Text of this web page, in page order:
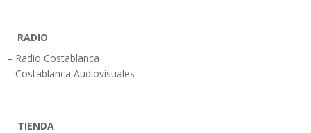
RADIO
– Radio Costablanca
– Costablanca Audiovisuales
TIENDA